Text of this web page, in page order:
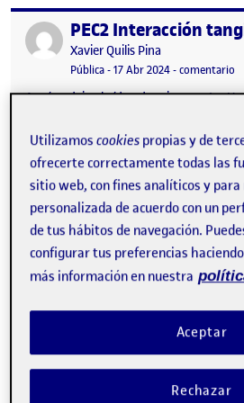
Publicado porPEC2 Interacción
Publicado por
Xavier Quilis Pina
Visibilidad:
Pública-Fecha de publicación
17 Abr 2024-comentario
Aquí os dejo el vídeo de mi proyecto.
También lleva un piezoeléctrico para
frecuencia que reciba. Entrega de la
Publicado porPec 2 Primer
Publicado por
Carlos Jiménez Barrio
Visibilidad:
Pública -Fecha de publicación
10 Abr 2024-comentario
como base, estoy creando un
proximidad física para generar música.
sensor capacitivo, este instrumento
interactuar con el sonido de una
Utilizamoscookies propias y de
ofrecerte correctamente todas las
sitio web, con fines analíticos y
personalizada de acuerdo con un
de tus hábitos de navegación.
configurar tus preferencias
más información en nuestra
Rechazar
Aceptar